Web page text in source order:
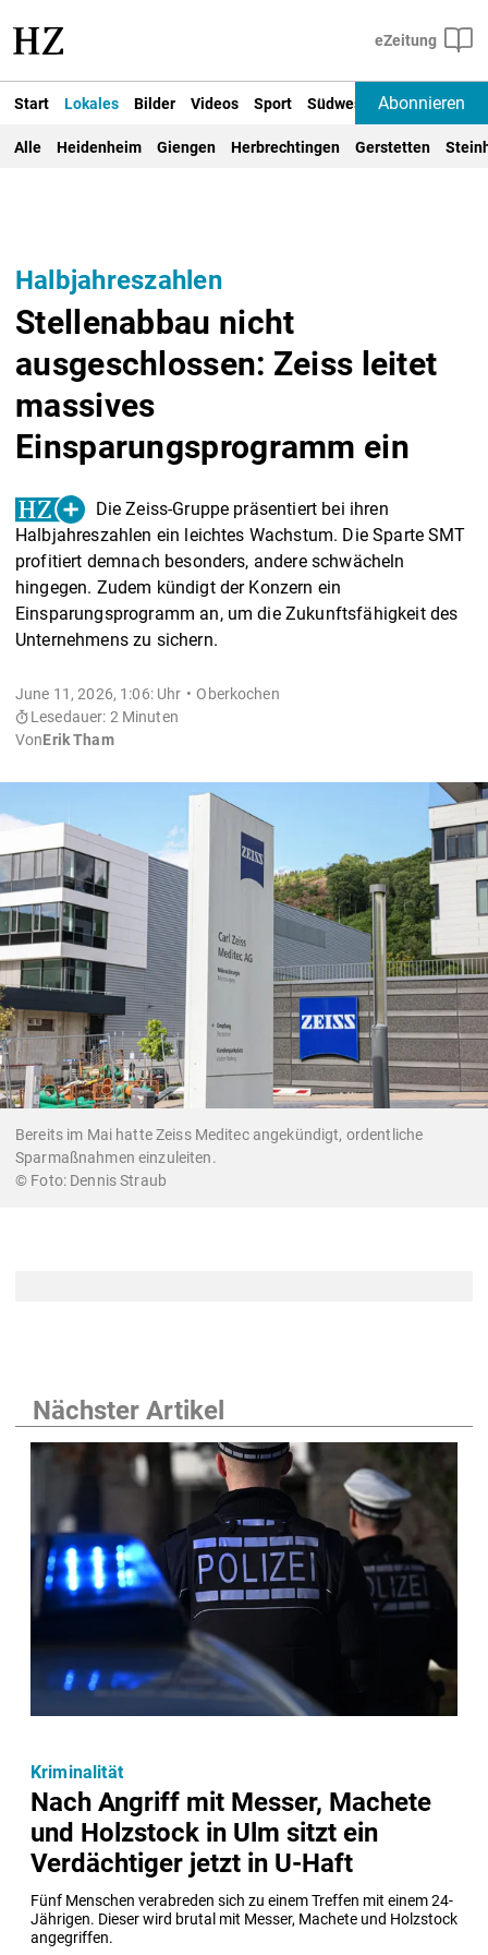
Start Lokales Bilder Videos Sport Südwest Deutschland
Abonnieren
Alle Heidenheim Giengen Herbrechtingen Gerstetten
Halbjahreszahlen
Stellenabbau nicht
ausgeschlossen: Zeiss leitet
massives
Einsparungsprogramm ein
Die Zeiss-Gruppe präsentiert bei ihren
Halbjahreszahlen ein leichtes Wachstum. Die Sparte SMT
profitiert demnach besonders, andere schwächeln
hingegen. Zudem kündigt der Konzern ein
Einsparungsprogramm an, um die Zukunftsfähigkeit des
Unternehmens zu sichern.
June 11, 2026, 1:06: Uhr
Oberkochen
Lesedauer: 2 Minuten
VonErik Tham
Bereits im Mai hatte Zeiss Meditec angekündigt, ordentliche
Sparmaßnahmen einzuleiten.
Dennis Straub
Nächster Artikel
Nach Angriff mit Messer, Machete
und Holzstock in Ulm sitzt ein
Verdächtiger jetzt in U-Haft
Fünf Menschen verabreden sich zu einem Treffen mit einem 24-
Jährigen. Dieser wird brutal mit Messer, Machete und Holzstock
angegriffen.
Kriminalität